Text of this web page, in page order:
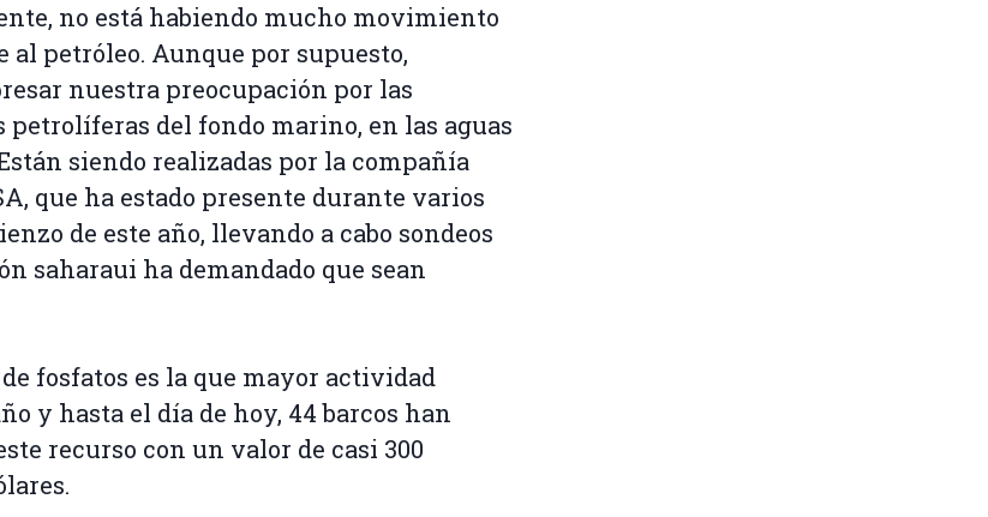
no está habiendo mucho movimiento
al petróleo. Aunque por supuesto,
nuestra preocupación por las
petrolíferas del fondo marino, en las aguas
siendo realizadas por la compañía
que ha estado presente durante varios
de este año, llevando a cabo sondeos
saharaui ha demandado que sean
fosfatos es la que mayor actividad
y hasta el día de hoy, 44 barcos han
recurso con un valor de casi 300